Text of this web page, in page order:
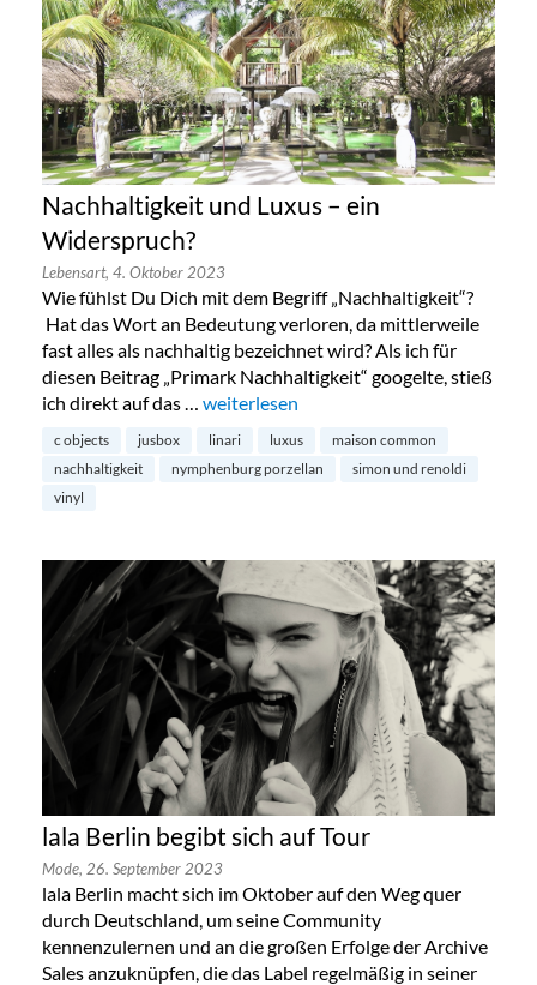
Nachhaltigkeit und Luxus – ein
Widerspruch?
Lebensart, 4. Oktober 2023
Wie fühlst Du Dich mit dem Begriff „Nachhaltigkeit“?
Hat das Wort an Bedeutung verloren, da mittlerweile
fast alles als nachhaltig bezeichnet wird? Als ich für
diesen Beitrag „Primark Nachhaltigkeit“ googelte, stieß
ich direkt auf das … „Nachhaltigkeit und Luxus – ein
weiterlesen
c objects jusbox linari luxus
maison common
nachhaltigkeit
nymphenburg porzellan
simon und renoldi
vinyl
lala Berlin begibt sich auf Tour
Mode, 26. September 2023
lala Berlin macht sich im Oktober auf den Weg quer
durch Deutschland, um seine Community
kennenzulernen und an die großen Erfolge der Archive
Sales anzuknüpfen, die das Label regelmäßig in seiner